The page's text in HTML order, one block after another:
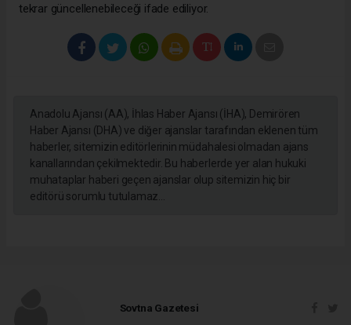
tekrar güncellenebileceği ifade ediliyor.
Anadolu Ajansı (AA), İhlas Haber Ajansı (İHA), Demirören
Haber Ajansı (DHA) ve diğer ajanslar tarafından eklenen tüm
haberler, sitemizin editörlerinin müdahalesi olmadan ajans
kanallarından çekilmektedir. Bu haberlerde yer alan hukuki
muhataplar haberi geçen ajanslar olup sitemizin hiç bir
editörü sorumlu tutulamaz...
Sovtna Gazetesi